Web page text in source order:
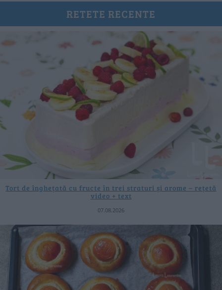
RETETE RECENTE
Tort de înghețată cu fructe în trei straturi și arome – rețetă
video + text
07.08.2026